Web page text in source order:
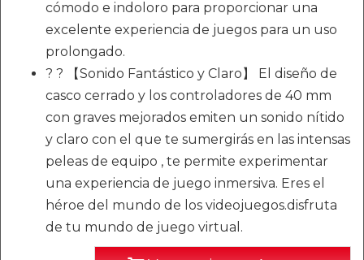
cómodo e indoloro para proporcionar una
excelente experiencia de juegos para un uso
prolongado.
? ? 【Sonido Fantástico y Claro】 El diseño de
casco cerrado y los controladores de 40 mm
con graves mejorados emiten un sonido nítido
y claro con el que te sumergirás en las intensas
peleas de equipo , te permite experimentar
una experiencia de juego inmersiva. Eres el
héroe del mundo de los videojuegos.disfruta
de tu mundo de juego virtual.